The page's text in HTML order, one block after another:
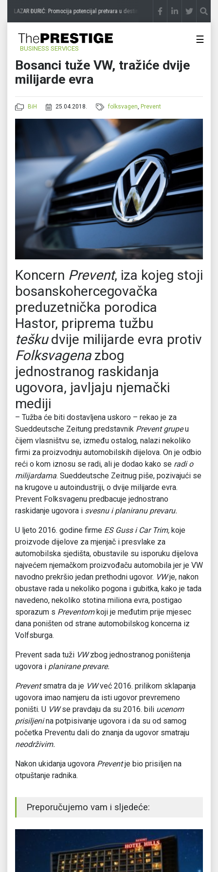
LAZAR ĐURIĆ: Promocija potencijal pretvara u destinaciju prije 3 sedmice
BUSINESS SERVICES
☰
Bosanci tuže VW, tražiće dvije
milijarde evra
BiH 25.04.2018. folksvagen,Prevent
Koncern Prevent, iza kojeg stoji
bosanskohercegovačka
preduzetnička porodica
Hastor, priprema tužbu
teškudvije milijarde evra protiv
Folksvagenazbog
jednostranog raskidanja
ugovora, javljaju njemački
mediji
– Tužba će biti dostavljena uskoro – rekao je za
Sueddeutsche Zeitung predstavnik Prevent grupeu
čijem vlasništvu se, između ostalog, nalazi nekoliko
firmi za proizvodnju automobilskih dijelova. On je odbio
reći o kom iznosu se radi, ali je dodao kako se radi o
milijardama. Sueddeutsche Zeitnug piše, pozivajući se
na krugove u autoindustriji, o dvije milijarde evra.
Prevent Folksvagenu predbacuje jednostrano
raskidanje ugovora i svesnu i planiranu prevaru.
U ljeto 2016. godine firme ES Guss i Car Trim, koje
proizvode dijelove za mjenjač i presvlake za
automobilska sjedišta, obustavile su isporuku dijelova
najvećem njemačkom proizvođaču automobila jer je VW
navodno prekršio jedan prethodni ugovor. VWje, nakon
obustave rada u nekoliko pogona i gubitka, kako je tada
navedeno, nekoliko stotina miliona evra, postigao
sporazum s Preventomkoji je međutim prije mjesec
dana poništen od strane automobilskog koncerna iz
Volfsburga.
Prevent sada tuži VWzbog jednostranog poništenja
ugovora i planirane prevare.
Preventsmatra da je VWveć 2016. prilikom sklapanja
ugovora imao namjeru da isti ugovor prevremeno
poništi. U VWse pravdaju da su 2016. bili ucenom
prisiljenina potpisivanje ugovora i da su od samog
početka Preventu dali do znanja da ugovor smatraju
neodrživim.
Nakon ukidanja ugovora Preventje bio prisiljen na
otpuštanje radnika.
Preporučujemo vam i sljedeće: